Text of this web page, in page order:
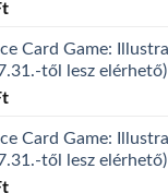
Card Game:
től lesz elérhető)
Card Game:
től lesz elérhető)